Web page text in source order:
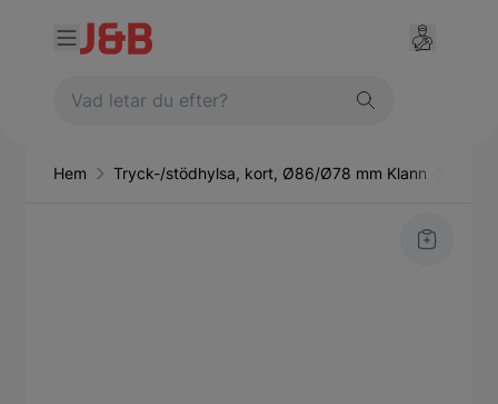
Hem Tryck-/stödhylsa, kort, Ø86/Ø78 mm Klann